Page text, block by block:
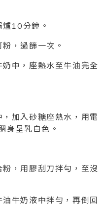
10分鐘。
，過篩一次。
中，座熱水至牛油完全
加入砂糖座熱水，用電
身呈乳白色。
，用膠刮刀拌勻，至沒
牛奶液中拌勻，再倒回